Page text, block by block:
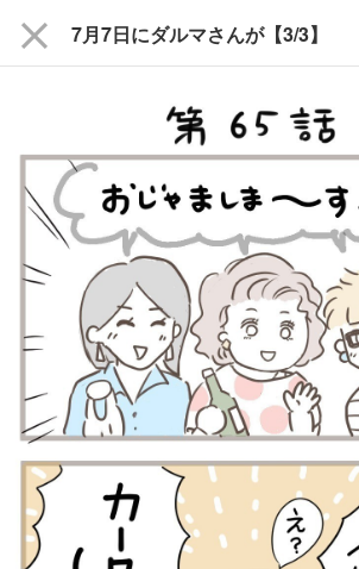
close 7月7日にダルマさんが【3/3】